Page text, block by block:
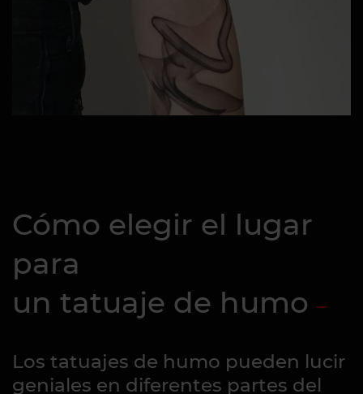
Cómo elegir el lugar
para
un tatuaje de humo
Los tatuajes de humo pueden lucir
geniales en diferentes partes del